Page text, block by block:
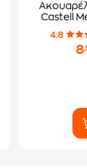
Castell
4.8
8